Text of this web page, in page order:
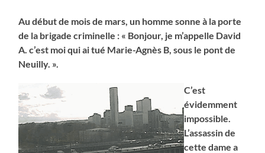
Au début de mois de mars, un homme sonne à la porte
de la brigade criminelle : « Bonjour, je m’appelle David
A. c’est moi qui ai tué Marie-Agnès B, sous le pont de
Neuilly. ».
C’est
évidemment
impossible.
L’assassin de
cette dame a